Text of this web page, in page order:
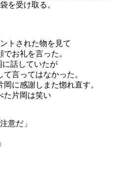
を受け取る。
トされた物を見て
お礼を言った。
話していたが
言ってはなかった。
に感謝しまた惚れ直す。
た片岡は笑い
意だ」